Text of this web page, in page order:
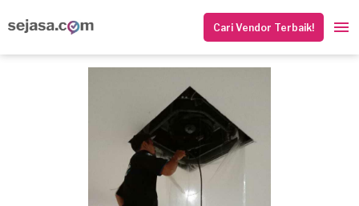
Cari Vendor Terbaik!